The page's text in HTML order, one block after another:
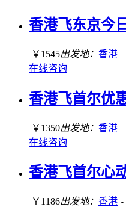
香港飞东京今
￥1545出发地： 香港 -
在线咨询
香港飞首尔优
￥1350出发地： 香港 -
在线咨询
香港飞首尔心
￥1186出发地： 香港 -